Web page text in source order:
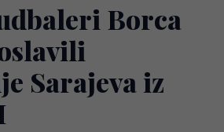
Borca
Sarajeva iz